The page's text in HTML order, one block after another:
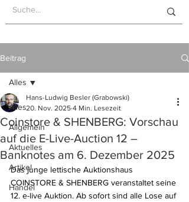
Beitrag
Alles
Allgemein
Aktuelles
Artikel
Handel
Alles
Coinstore & SHENBERG: Vorschau
auf die E-Live-Auction 12 –
Banknotes am 6. Dezember 2025
Hans-Ludwig Besler (Grabowski)
20. Nov. 2025 4 Min. Lesezeit
Das junge lettische Auktionshaus
COINSTORE & SHENBERG veranstaltet seine
12. e-live Auktion. Ab sofort sind alle Lose auf